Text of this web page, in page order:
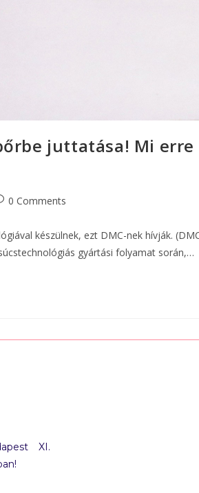
juttatása! Mi erre
0 Comments
készülnek, ezt DMC-nek hívják.
gyártási folyamat során,…
XI.